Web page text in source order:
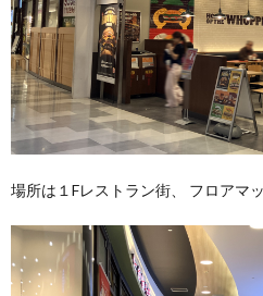
場所は１Fレストラン街、 フロアマ